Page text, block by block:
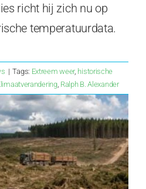
richt hij zich nu op
temperatuurdata.
| Tags: Extreem weer, historische
, Ralph B. Alexander